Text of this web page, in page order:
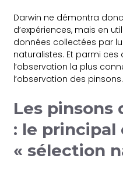
Darwin ne démontra
d’expériences, mais en
données collectées par
naturalistes. Et parmi ces
l’observation la plus
l’observation des pinsons.
Les pinsons
: le principal
« sélection